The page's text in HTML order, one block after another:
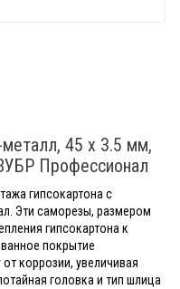
45 х 3.5 мм,
Профессионал
гипсокартона с
Эти саморезы, размером
гипсокартона к
покрытие
коррозии, увеличивая
головка и тип шлица